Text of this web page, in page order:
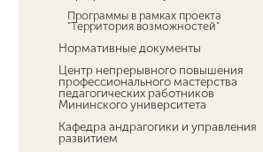
Программы в рамках проекта
"Территория возможностей"
Нормативные документы
Центр непрерывного повышения
профессионального мастерства
педагогических работников
Мининского университета
Кафедра андрагогики и управления
развитием